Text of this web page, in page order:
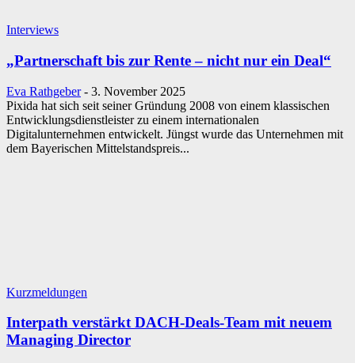
Interviews
„Partnerschaft bis zur Rente – nicht nur ein Deal“
Eva Rathgeber - 3. November 2025
Pixida hat sich seit seiner Gründung 2008 von einem klassischen
Entwicklungsdienstleister zu einem internationalen
Digitalunternehmen entwickelt. Jüngst wurde das Unternehmen mit
dem Bayerischen Mittelstandspreis...
Kurzmeldungen
Interpath verstärkt DACH-Deals-Team mit neuem
Managing Director